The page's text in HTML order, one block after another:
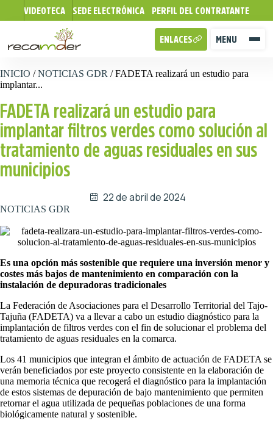
VIDEOTECA SEDE ELECTRÓNICA PERFIL DEL CONTRATANTE
MENU
ENLACES
INICIO /NOTICIAS GDR /FADETA realizará un estudio para
implantar...
FADETA realizará un estudio para
implantar filtros verdes como solución al
tratamiento de aguas residuales en sus
municipios
22 de abril de 2024
NOTICIAS GDR
Es una opción más sostenible que requiere una inversión menor y
costes más bajos de mantenimiento en comparación con la
instalación de depuradoras tradicionales
La Federación de Asociaciones para el Desarrollo Territorial del Tajo-
Tajuña (FADETA) va a llevar a cabo un estudio diagnóstico para la
implantación de filtros verdes con el fin de solucionar el problema del
tratamiento de aguas residuales en la comarca.
Los 41 municipios que integran el ámbito de actuación de FADETA se
verán beneficiados por este proyecto consistente en la elaboración de
una memoria técnica que recogerá el diagnóstico para la implantación
de estos sistemas de depuración de bajo mantenimiento que permiten
retornar el agua utilizada de pequeñas poblaciones de una forma
biológicamente natural y sostenible.